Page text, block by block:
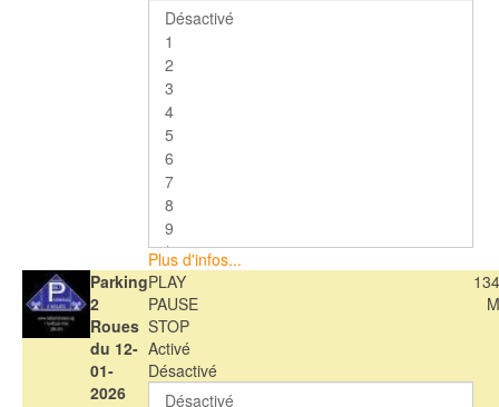
Plus d'infos...
Parking
2
Roues
du 12-
01-
2026
PLAY
PAUSE
STOP
Activé
Désactivé